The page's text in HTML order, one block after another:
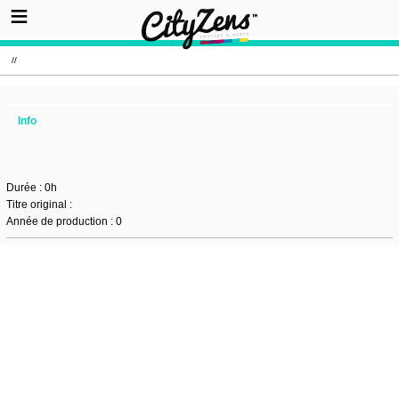
//
Info
Durée : 0h
Titre original :
Année de production : 0